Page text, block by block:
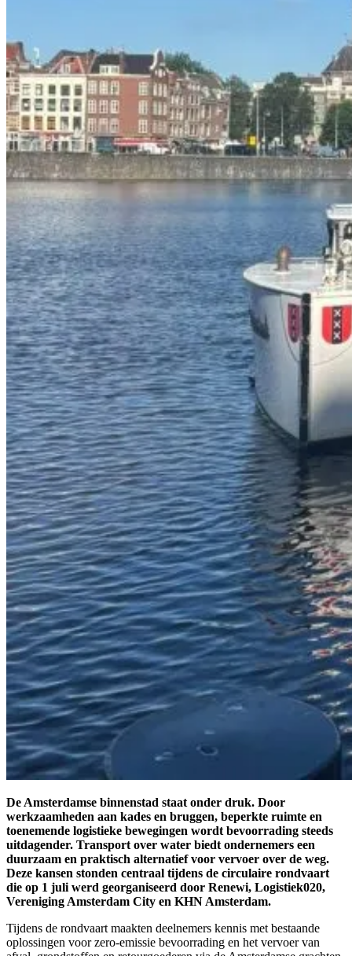
De Amsterdamse binnenstad staat onder druk. Door
werkzaamheden aan kades en bruggen, beperkte ruimte en
toenemende logistieke bewegingen wordt bevoorrading steeds
uitdagender. Transport over water biedt ondernemers een
duurzaam en praktisch alternatief voor vervoer over de weg.
Deze kansen stonden centraal tijdens de circulaire rondvaart
die op 1 juli werd georganiseerd door Renewi, Logistiek020,
Vereniging Amsterdam City en KHN Amsterdam.
Tijdens de rondvaart maakten deelnemers kennis met bestaande
oplossingen voor zero-emissie bevoorrading en het vervoer van